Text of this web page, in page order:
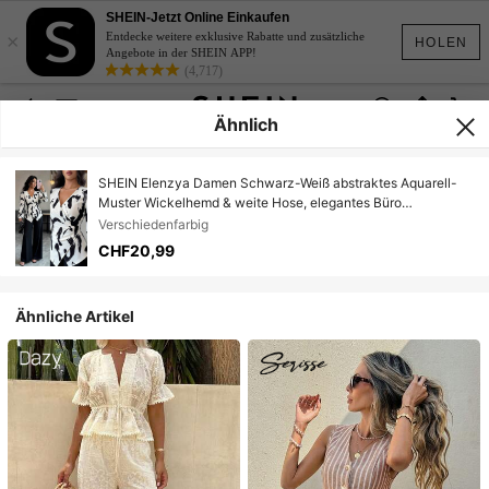
HOLEN
×
SHEIN-Jetzt Online Einkaufen
Entdecke weitere exklusive Rabatte und zusätzliche
Angebote in der SHEIN APP!
(4,717)
Ähnlich
SHEIN Elenzya Damen Schwarz-Weiß abstraktes Aquarell-
Muster Wickelhemd & weite Hose, elegantes Büro
Französisch Lässig Chic Vintage Herbst neues 2 Stücke Set
Verschiedenfarbig
CHF20,99
Ähnliche Artikel